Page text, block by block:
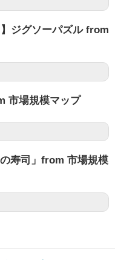
】ジグソーパズル from
市場規模マップ
寿司」from 市場規模